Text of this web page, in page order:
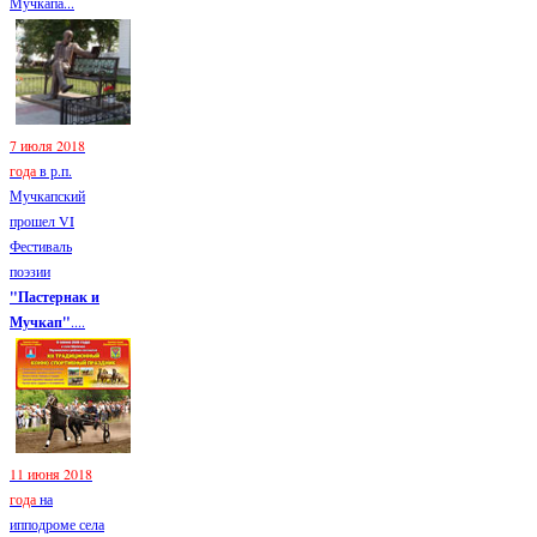
7 июля 2018
годав р.п.
Мучкапский
прошел VI
Фестиваль
поэзии
"Пастернак и
Мучкап"....
11 июня 2018
годана
ипподроме села